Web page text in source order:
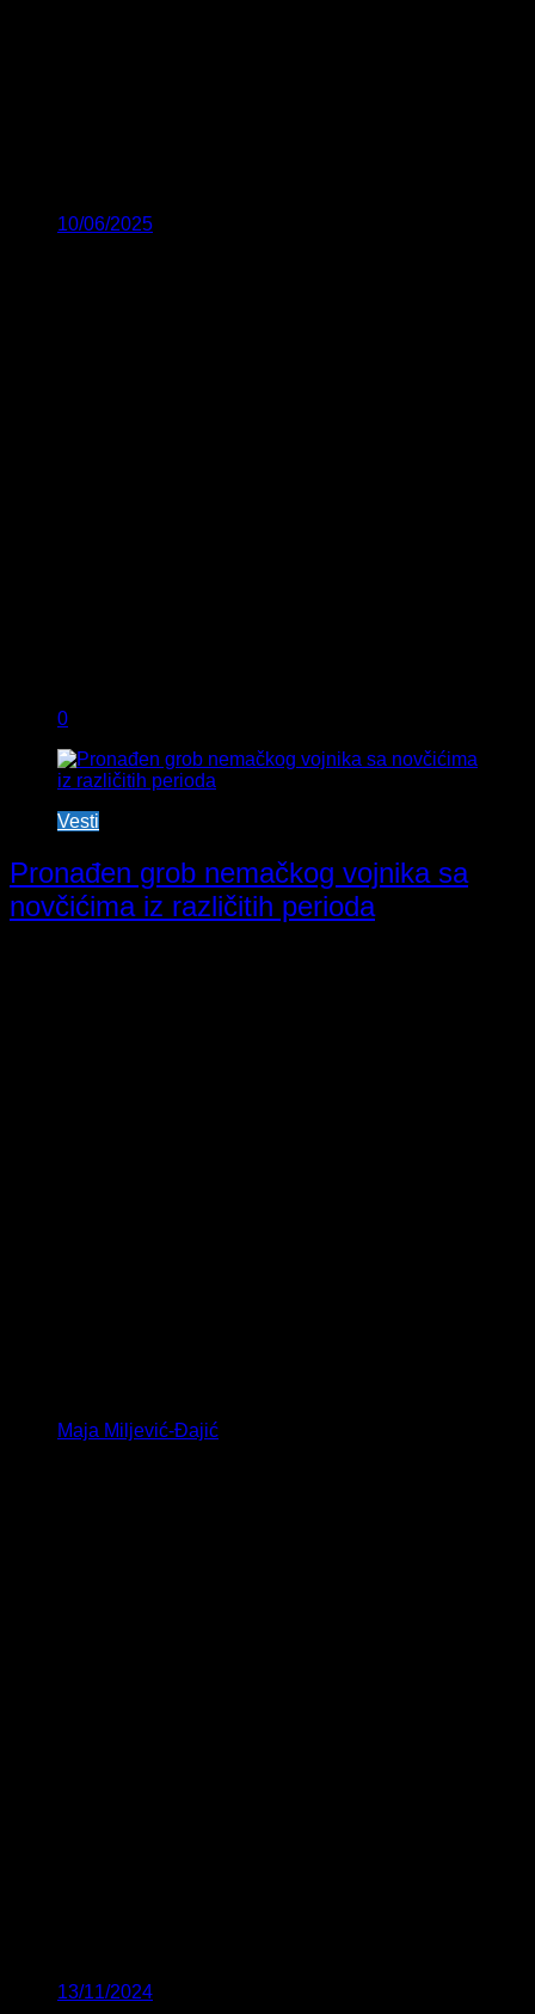
10/06/2025
0
Vesti
Pronađen grob nemačkog vojnika sa
novčićima iz različitih perioda
Maja Miljević-Đajić
13/11/2024